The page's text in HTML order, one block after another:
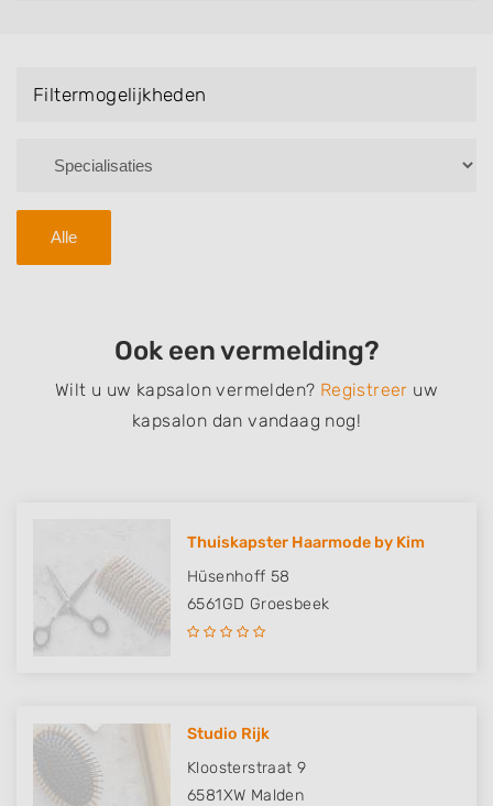
Filtermogelijkheden
Alle
Ook een vermelding?
Wilt u uw kapsalon vermelden? Registreer uw
kapsalon dan vandaag nog!
Thuiskapster Haarmode by Kim
Hüsenhoff 58
6561GD Groesbeek
Studio Rijk
Kloosterstraat 9
6581XW Malden